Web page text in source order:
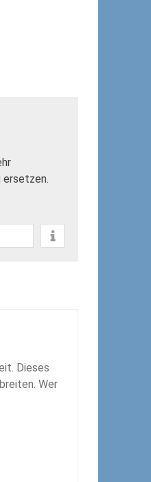
ersetzen.
Dieses
Wer